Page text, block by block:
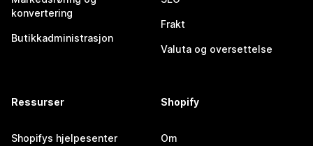
konvertering
Butikkadministrasjon
Frakt
Valuta og oversettelse
Ressurser
Shopifys hjelpesenter
Shopify
Om